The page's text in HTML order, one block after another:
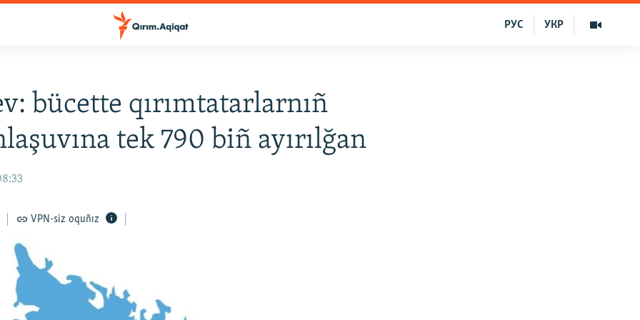
УКР
РУС
bücette qırımtatarlarnıñ
tek 790 biñ ayırılğan
VPN-siz oquñız